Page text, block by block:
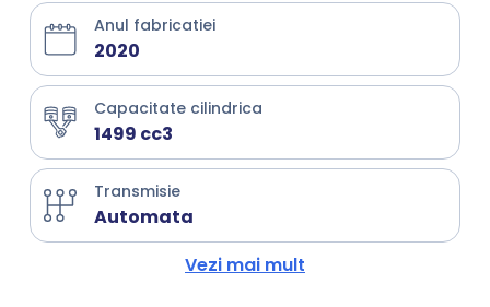
Anul fabricatiei
2020
Capacitate cilindrica
1499 cc3
Transmisie
Automata
Vezi mai mult